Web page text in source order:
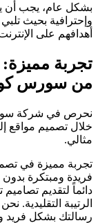
بشكل عام، يجب أن
وإحترافية بحيث
أهدافهم على
تجربة مميزة:
من سورس
نحرص في شركة
خلال تصميم مواقع
مثالي.
تجربة مميزة في
فريدة ومبتكرة
دائماً لتقديم
الرتيبة التقليدية.
رسالتك بشكل فريد